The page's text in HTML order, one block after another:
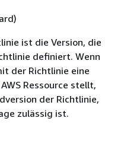
ist die Version, die
definiert. Wenn
der Richtlinie eine
Ressource stellt,
der Richtlinie,
zulässig ist.